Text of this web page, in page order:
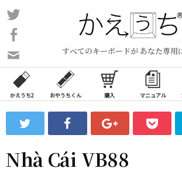
コ
ン
ン
ツ
ス
ッ
プ
すべてのキーボードが あなた専用
い
合
わ
フ
ォ
ム
かえうち2 おやうちくん 購入 マニュアル
Nhà Cái VB88